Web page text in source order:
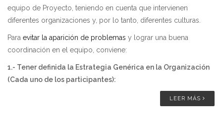
equipo de Proyecto, teniendo en cuenta que intervienen
diferentes organizaciones y, por lo tanto, diferentes culturas.
Para evitar la aparición de problemas y lograr una buena
coordinación en el equipo, conviene:
1.- Tener definida la Estrategia Genérica en la Organización
(Cada uno de los participantes):
LEER MÁS